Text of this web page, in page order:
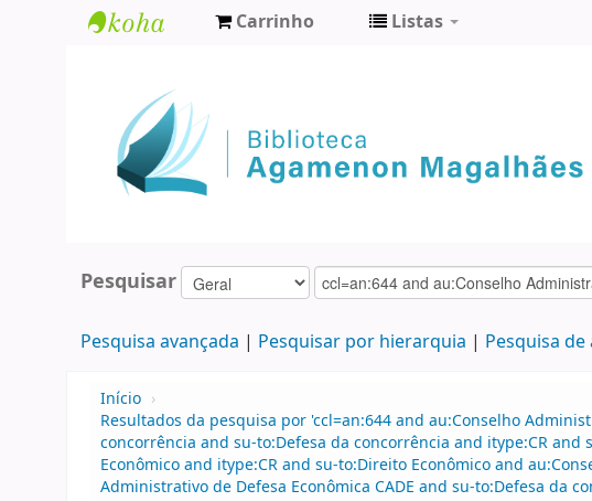
Agamenon
Magalhães
Carrinho Listas
Pesquisar
Pesquisa avançada Pesquisar por hierarquia Pesquisa
Início ›
Resultados da pesquisa por 'ccl=an:644 and au:Conselho
concorrência and su-to:Defesa da concorrência and itype:CR
Econômico and itype:CR and su-to:Direito Econômico and
Administrativo de Defesa Econômica CADE and su-to:Defesa da